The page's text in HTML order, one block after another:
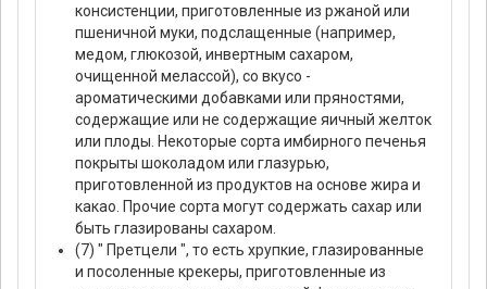
консистенции, приготовленные из ржаной или
пшеничной муки, подслащенные (например,
медом, глюкозой, инвертным сахаром,
очищенной мелассой), со вкусо -
ароматическими добавками или пряностями,
содержащие или не содержащие яичный желток
или плоды. Некоторые сорта имбирного печенья
покрыты шоколадом или глазурью,
приготовленной из продуктов на основе жира и
какао. Прочие сорта могут содержать сахар или
быть глазированы сахаром.
(7) " Претцели ", то есть хрупкие, глазированные
и посоленные крекеры, приготовленные из